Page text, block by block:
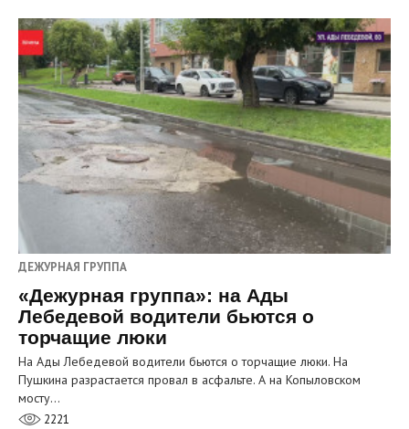
ДЕЖУРНАЯ ГРУППА
«Дежурная группа»: на Ады
Лебедевой водители бьются о
торчащие люки
На Ады Лебедевой водители бьются о торчащие люки. На
Пушкина разрастается провал в асфальте. А на Копыловском
мосту…
2221